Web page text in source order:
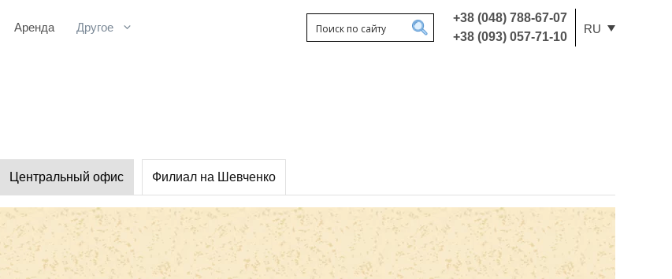
+38 (048) 788-67-07
+38 (093) 057-71-10
RU
Аренда Другое
Центральный офис Филиал на Шевченко